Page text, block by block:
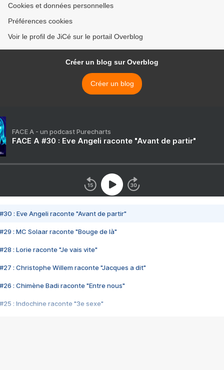
Cookies et données personnelles
Préférences cookies
Voir le profil de JiCé sur le portail Overblog
Créer un blog sur Overblog
Créer un blog
FACE A - un podcast Purecharts
FACE A #30 : Eve Angeli raconte "Avant de partir"
#30 : Eve Angeli raconte "Avant de partir"
#29 : MC Solaar raconte "Bouge de là"
#28 : Lorie raconte "Je vais vite"
#27 : Christophe Willem raconte "Jacques a dit"
#26 : Chimène Badi raconte "Entre nous"
#25 : Indochine raconte "3e sexe"